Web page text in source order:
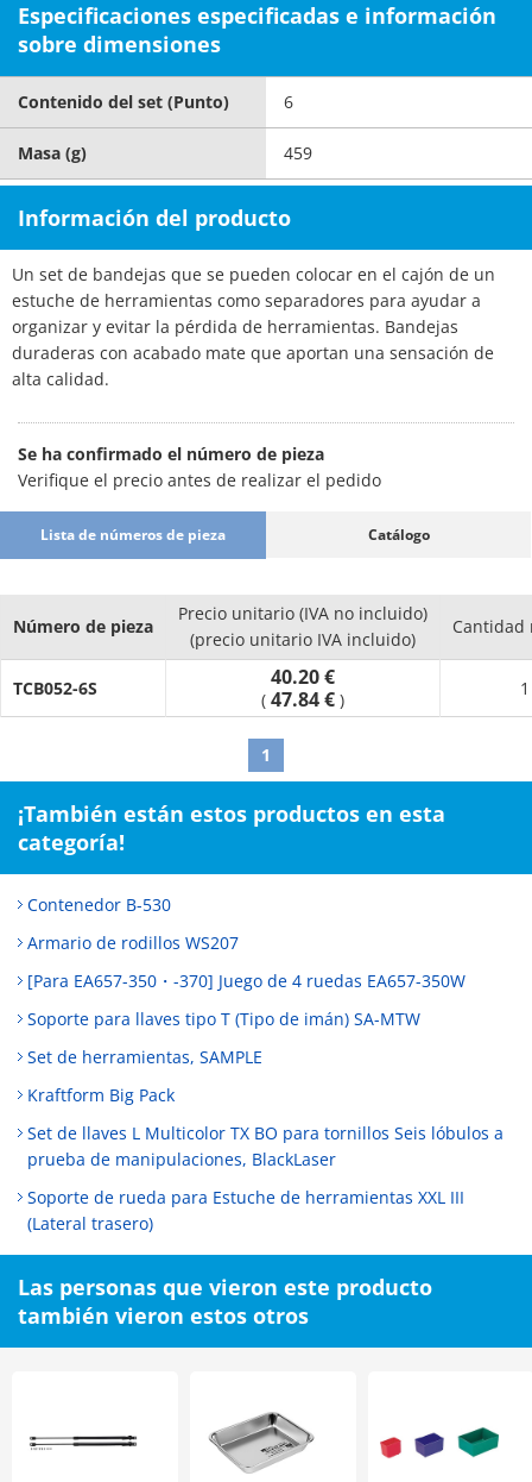
Especificaciones especificadas e información
sobre dimensiones
Contenido del set (Punto) 6
Masa (g) 459
Información del producto
Un set de bandejas que se pueden colocar en el cajón de un
estuche de herramientas como separadores para ayudar a
organizar y evitar la pérdida de herramientas. Bandejas
duraderas con acabado mate que aportan una sensación de
alta calidad.
Se ha confirmado el número de pieza
Verifique el precio antes de realizar el pedido
Lista de números de pieza Catálogo
Número de pieza
Precio unitario (IVA no incluido)
(precio unitario IVA incluido)
Cantidad
TCB052-6S 40.20 €
( 47.84 € )
1
¡También están estos productos en esta
categoría!
Contenedor B-530
Armario de rodillos WS207
[Para EA657-350・-370] Juego de 4 ruedas EA657-350W
Soporte para llaves tipo T (Tipo de imán) SA-MTW
Set de herramientas, SAMPLE
Kraftform Big Pack
Set de llaves L Multicolor TX BO para tornillos Seis lóbulos a
prueba de manipulaciones, BlackLaser
Soporte de rueda para Estuche de herramientas XXL III
(Lateral trasero)
Las personas que vieron este producto
también vieron estos otros